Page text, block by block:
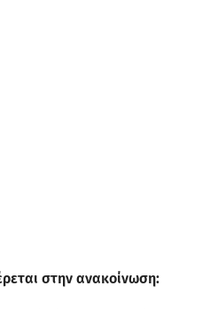
στην ανακοίνωση: